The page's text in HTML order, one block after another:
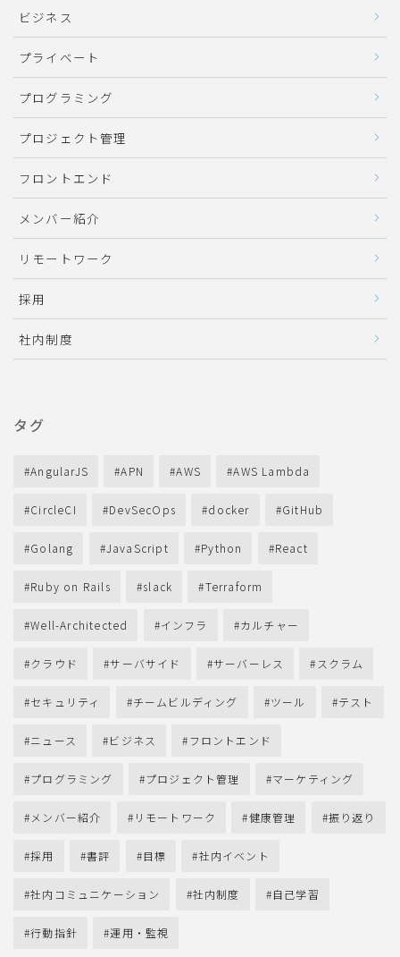
ビジネス
プライベート
プログラミング
プロジェクト管理
フロントエンド
メンバー紹介
リモートワーク
採用
社内制度
タグ
AngularJS APN AWS AWS Lambda
CircleCI DevSecOps docker GitHub
Golang JavaScript Python React
Ruby on Rails slack Terraform
Well-Architected インフラ カルチャー
クラウド サーバサイド サーバーレス スクラム
セキュリティ チームビルディング ツール テスト
ニュース ビジネス フロントエンド
プログラミング プロジェクト管理 マーケティング
メンバー紹介 リモートワーク 健康管理 振り返り
採用 書評 目標 社内イベント
社内コミュニケーション 社内制度 自己学習
行動指針 運用・監視